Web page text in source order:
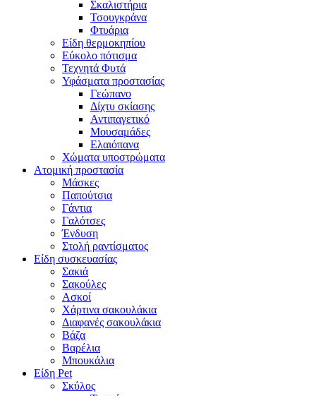
Σκαλιστήρια
Τσουγκράνα
Φτυάρια
Είδη θερμοκηπίου
Εύκολο πότισμα
Τεχνητά Φυτά
Υφάσματα προστασίας
Γεώπανο
Δίχτυ σκίασης
Αντιπαγετικό
Μουσαμάδες
Ελαιόπανα
Χώματα υποστρώματα
Ατομική προστασία
Μάσκες
Παπούτσια
Γάντια
Γαλότσες
Ένδυση
Στολή ραντίσματος
Είδη συσκευασίας
Σακιά
Σακούλες
Ασκοί
Χάρτινα σακουλάκια
Διαφανές σακουλάκια
Βάζα
Βαρέλια
Μπουκάλια
Είδη Pet
Σκύλος